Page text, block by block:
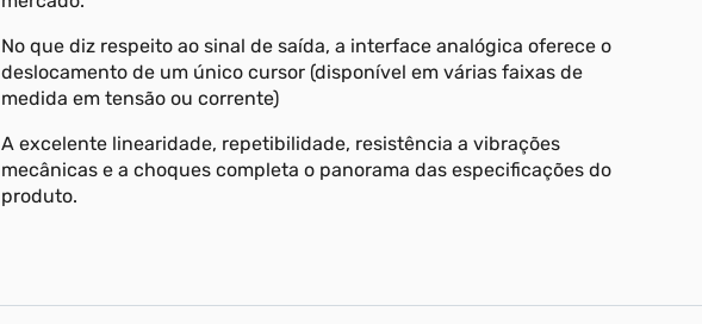
No que diz respeito ao sinal de saída, a interface analógica oferece o
deslocamento de um único cursor (disponível em várias faixas de
medida em tensão ou corrente)
A excelente linearidade, repetibilidade, resistência a vibrações
mecânicas e a choques completa o panorama das especificações do
produto.